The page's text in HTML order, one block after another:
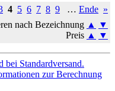
4 5 6 7 8 9 … Ende »
nach Bezeichnung ▲
▼
Preis ▲ ▼
Standardversand.
zur Berechnung